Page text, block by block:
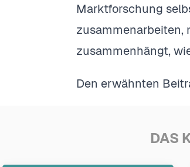
Marktforschung
zusammenarbeiten,
zusammenhängt,
Den erwähnten
DAS